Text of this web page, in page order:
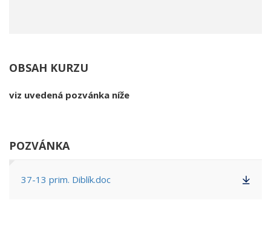
OBSAH KURZU
viz uvedená pozvánka níže
POZVÁNKA
37-13 prim. Diblík.doc